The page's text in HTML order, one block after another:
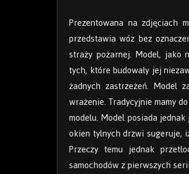
Prezentowana na zdjęciach
przedstawia wóz bez
straży pożarnej. Model, jako
tych, które budowały jej
żadnych zastrzeżeń. Model
wrażenie. Tradycyjnie mamy
modelu. Model posiada jednak
okien tylnych drzwi sugeruje,
Przeczy temu jednak
samochodów z pierwszych